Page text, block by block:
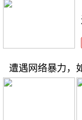
遭遇网络暴力，